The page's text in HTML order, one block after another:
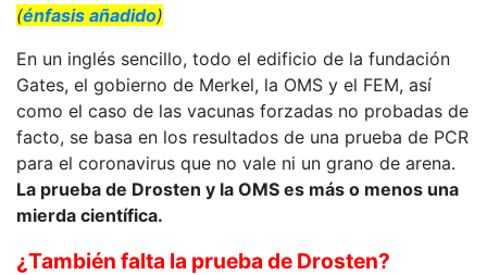
(énfasis añadido)
En un inglés sencillo, todo el edificio de la fundación
Gates, el gobierno de Merkel, la OMS y el FEM, así
como el caso de las vacunas forzadas no probadas de
facto, se basa en los resultados de una prueba de PCR
para el coronavirus que no vale ni un grano de arena.
La prueba de Drosten y la OMS es más o menos una
mierda científica.
¿También falta la prueba de Drosten?